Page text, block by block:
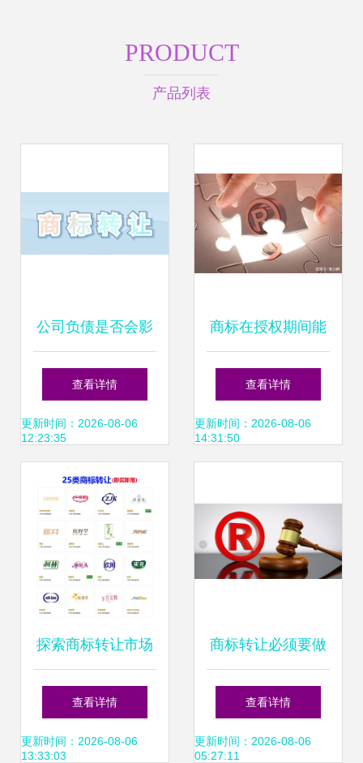
PRODUCT
产品列表
公司负债是否会影
响商标的转让
查看详情
更新时间：2026-08-06
12:23:35
商标在授权期间能
否转让？
查看详情
更新时间：2026-08-06
14:31:50
探索商标转让市场
各行各业商标，
2980元起售
查看详情
更新时间：2026-08-06
13:33:03
商标转让必须要做
的那些事 从前期准
备到办结收尾一次
查看详情
更新时间：2026-08-06
05:27:11